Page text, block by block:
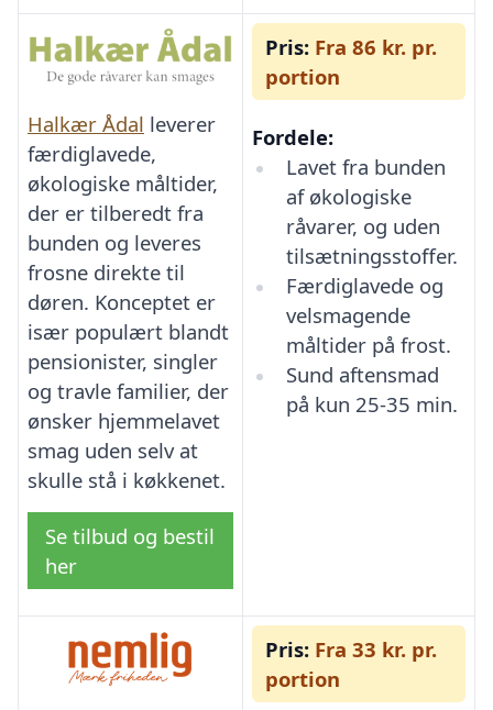
Halkær Ådal leverer
færdiglavede,
økologiske måltider,
der er tilberedt fra
bunden og leveres
frosne direkte til
døren. Konceptet er
især populært blandt
pensionister, singler
og travle familier, der
ønsker hjemmelavet
smag uden selv at
skulle stå i køkkenet.
Se tilbud og bestil
her
Pris: Fra 86 kr. pr.
portion
Fordele:
Lavet fra bunden
af økologiske
råvarer, og uden
tilsætningsstoffer.
Færdiglavede og
velsmagende
måltider på frost.
Sund aftensmad
på kun 25-35 min.
Pris: Fra 33 kr. pr.
portion